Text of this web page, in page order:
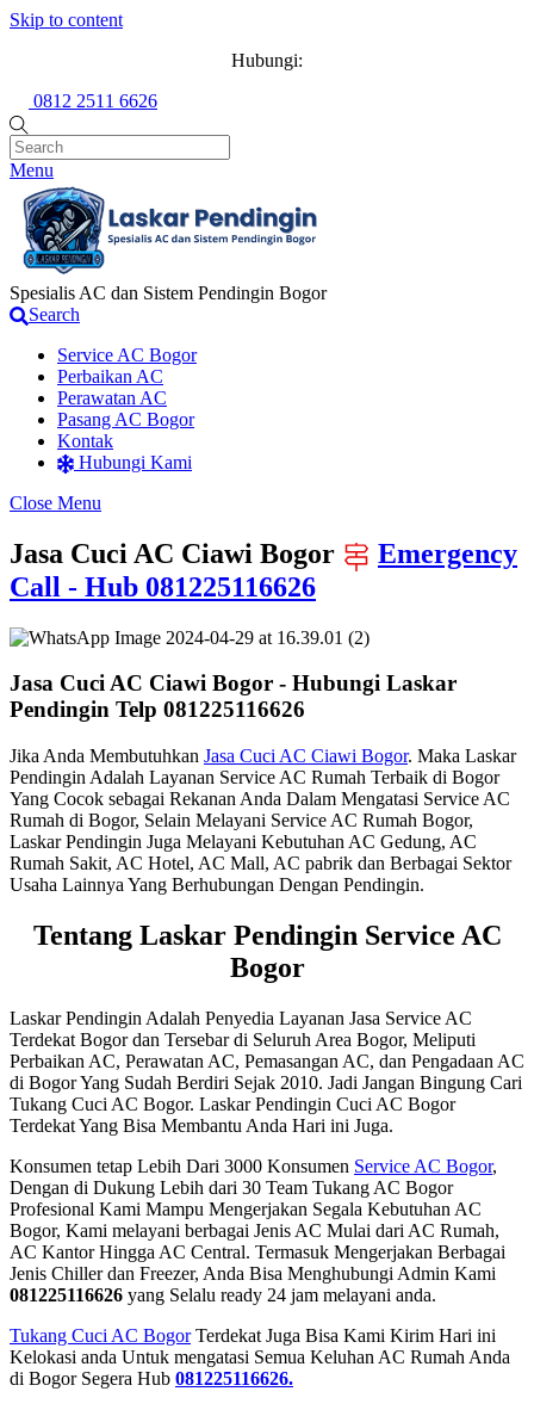
Skip to content
Hubungi:
0812 2511 6626
Menu
Spesialis AC dan Sistem Pendingin Bogor
Search
Service AC Bogor
Perbaikan AC
Perawatan AC
Pasang AC Bogor
Kontak
Hubungi Kami
Close Menu
Jasa Cuci AC Ciawi Bogor
Emergency
Call - Hub 081225116626
Jasa Cuci AC Ciawi Bogor - Hubungi Laskar
Pendingin Telp 081225116626
Jika Anda Membutuhkan Jasa Cuci AC Ciawi Bogor. Maka Laskar
Pendingin Adalah Layanan Service AC Rumah Terbaik di Bogor
Yang Cocok sebagai Rekanan Anda Dalam Mengatasi Service AC
Rumah di Bogor, Selain Melayani Service AC Rumah Bogor,
Laskar Pendingin Juga Melayani Kebutuhan AC Gedung, AC
Rumah Sakit, AC Hotel, AC Mall, AC pabrik dan Berbagai Sektor
Usaha Lainnya Yang Berhubungan Dengan Pendingin.
Tentang Laskar Pendingin Service AC
Bogor
Laskar Pendingin Adalah Penyedia Layanan Jasa Service AC
Terdekat Bogor dan Tersebar di Seluruh Area Bogor, Meliputi
Perbaikan AC, Perawatan AC, Pemasangan AC, dan Pengadaan AC
di Bogor Yang Sudah Berdiri Sejak 2010. Jadi Jangan Bingung Cari
Tukang Cuci AC Bogor. Laskar Pendingin Cuci AC Bogor
Terdekat Yang Bisa Membantu Anda Hari ini Juga.
Konsumen tetap Lebih Dari 3000 Konsumen Service AC Bogor,
Dengan di Dukung Lebih dari 30 Team Tukang AC Bogor
Profesional Kami Mampu Mengerjakan Segala Kebutuhan AC
Bogor, Kami melayani berbagai Jenis AC Mulai dari AC Rumah,
AC Kantor Hingga AC Central. Termasuk Mengerjakan Berbagai
Jenis Chiller dan Freezer, Anda Bisa Menghubungi Admin Kami
081225116626 yang Selalu ready 24 jam melayani anda.
Tukang Cuci AC BogorTerdekat Juga Bisa Kami Kirim Hari ini
Kelokasi anda Untuk mengatasi Semua Keluhan AC Rumah Anda
di Bogor Segera Hub 081225116626.